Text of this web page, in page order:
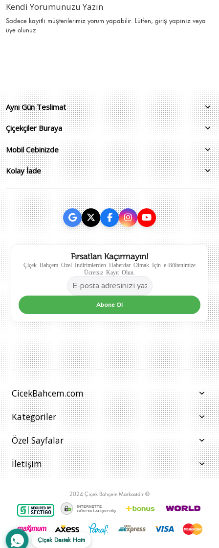
Kendi Yorumunuzu Yazın
Sadece kayıtlı müşterilerimiz yorum yapabilir. Lütfen, giriş yapınız veya
üye olunuz
Aynı Gün Teslimat
Çiçekçiler Buraya
Mobil Cebinizde
Kolay İade
Fırsatları Kaçırmayın!
Çiçek Bahçem Özel İndirimlerden Haberdar Olmak İçin e-Bültenimize
Ücretsiz Kayıt Olun.
Abone Ol
CicekBahcem.com
Kategoriler
Özel Sayfalar
İletişim
2024 Çiçek Bahçem Markasıdır ©
Çiçek Destek Hattı